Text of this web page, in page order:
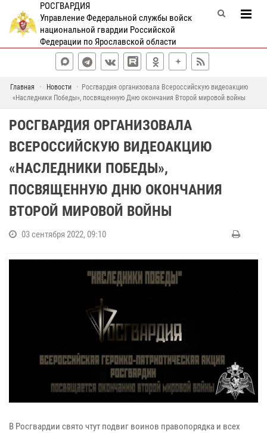
РОСГВАРДИЯ
Управление Федеральной службы войск
национальной гвардии Российской
Федерации по Ярославской области
Главная Новости
Росгвардия организовала Всероссийскую видеоакцию
«Наследники Победы», посвященную Дню окончания Второй мировой войны
РОСГВАРДИЯ ОРГАНИЗОВАЛА
ВСЕРОССИЙСКУЮ ВИДЕОАКЦИЮ
«НАСЛЕДНИКИ ПОБЕДЫ»,
ПОСВЯЩЕННУЮ ДНЮ ОКОНЧАНИЯ
ВТОРОЙ МИРОВОЙ ВОЙНЫ
03 сентября 2022, 09:10
В Росгвардии свято чтут подвиг воинов правопорядка и всех